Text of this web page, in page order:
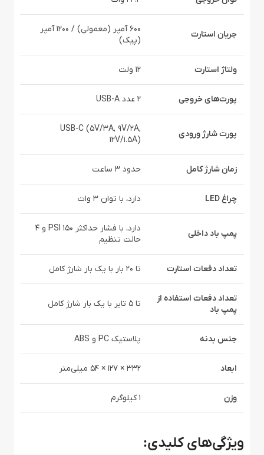
جریان استارت
600 آمپر (معمولی) / 1200 آمپر
(پیک)
ولتاژ استارت 12 ولت
پورت‌های خروجی 2 عدد USB-A
پورت شارژ ورودی
USB-C (5V/3A, 9V/2A,
12V/1.5A)
زمان شارژ کامل حدود 3 ساعت
چراغ LED دارد، با توان 3 وات
پمپ باد داخلی
دارد، با فشار حداکثر 150 PSI و 4
حالت تنظیم
تعداد دفعات استارت تا 20 بار با یک بار شارژ کامل
تعداد دفعات استفاده از
پمپ باد
تا 5 تایر با یک بار شارژ کامل
جنس بدنه پلاستیک PC و ABS
ابعاد 332 × 127 × 54 میلی‌متر
وزن 1 کیلوگرم
ویژگی‌های کلیدی: